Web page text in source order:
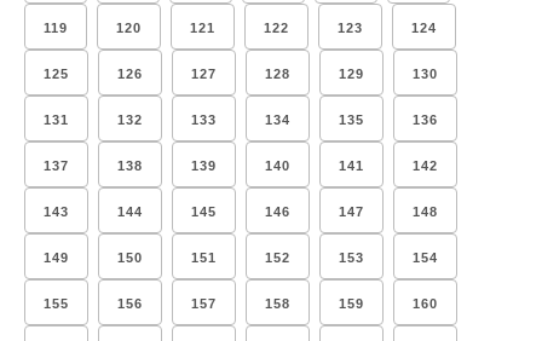
119 120 121 122 123 124
125 126 127 128 129 130
131 132 133 134 135 136
137 138 139 140 141 142
143 144 145 146 147 148
149 150 151 152 153 154
155 156 157 158 159 160